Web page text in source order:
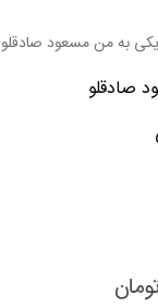
به من مسعود صادقلو
صادقلو